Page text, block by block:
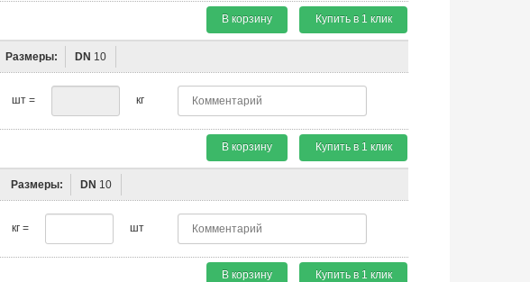
В корзину Купить в 1 клик
Размеры: DN 10
шт = кг
В корзину Купить в 1 клик
Размеры: DN 10
кг = шт
В корзину Купить в 1 клик